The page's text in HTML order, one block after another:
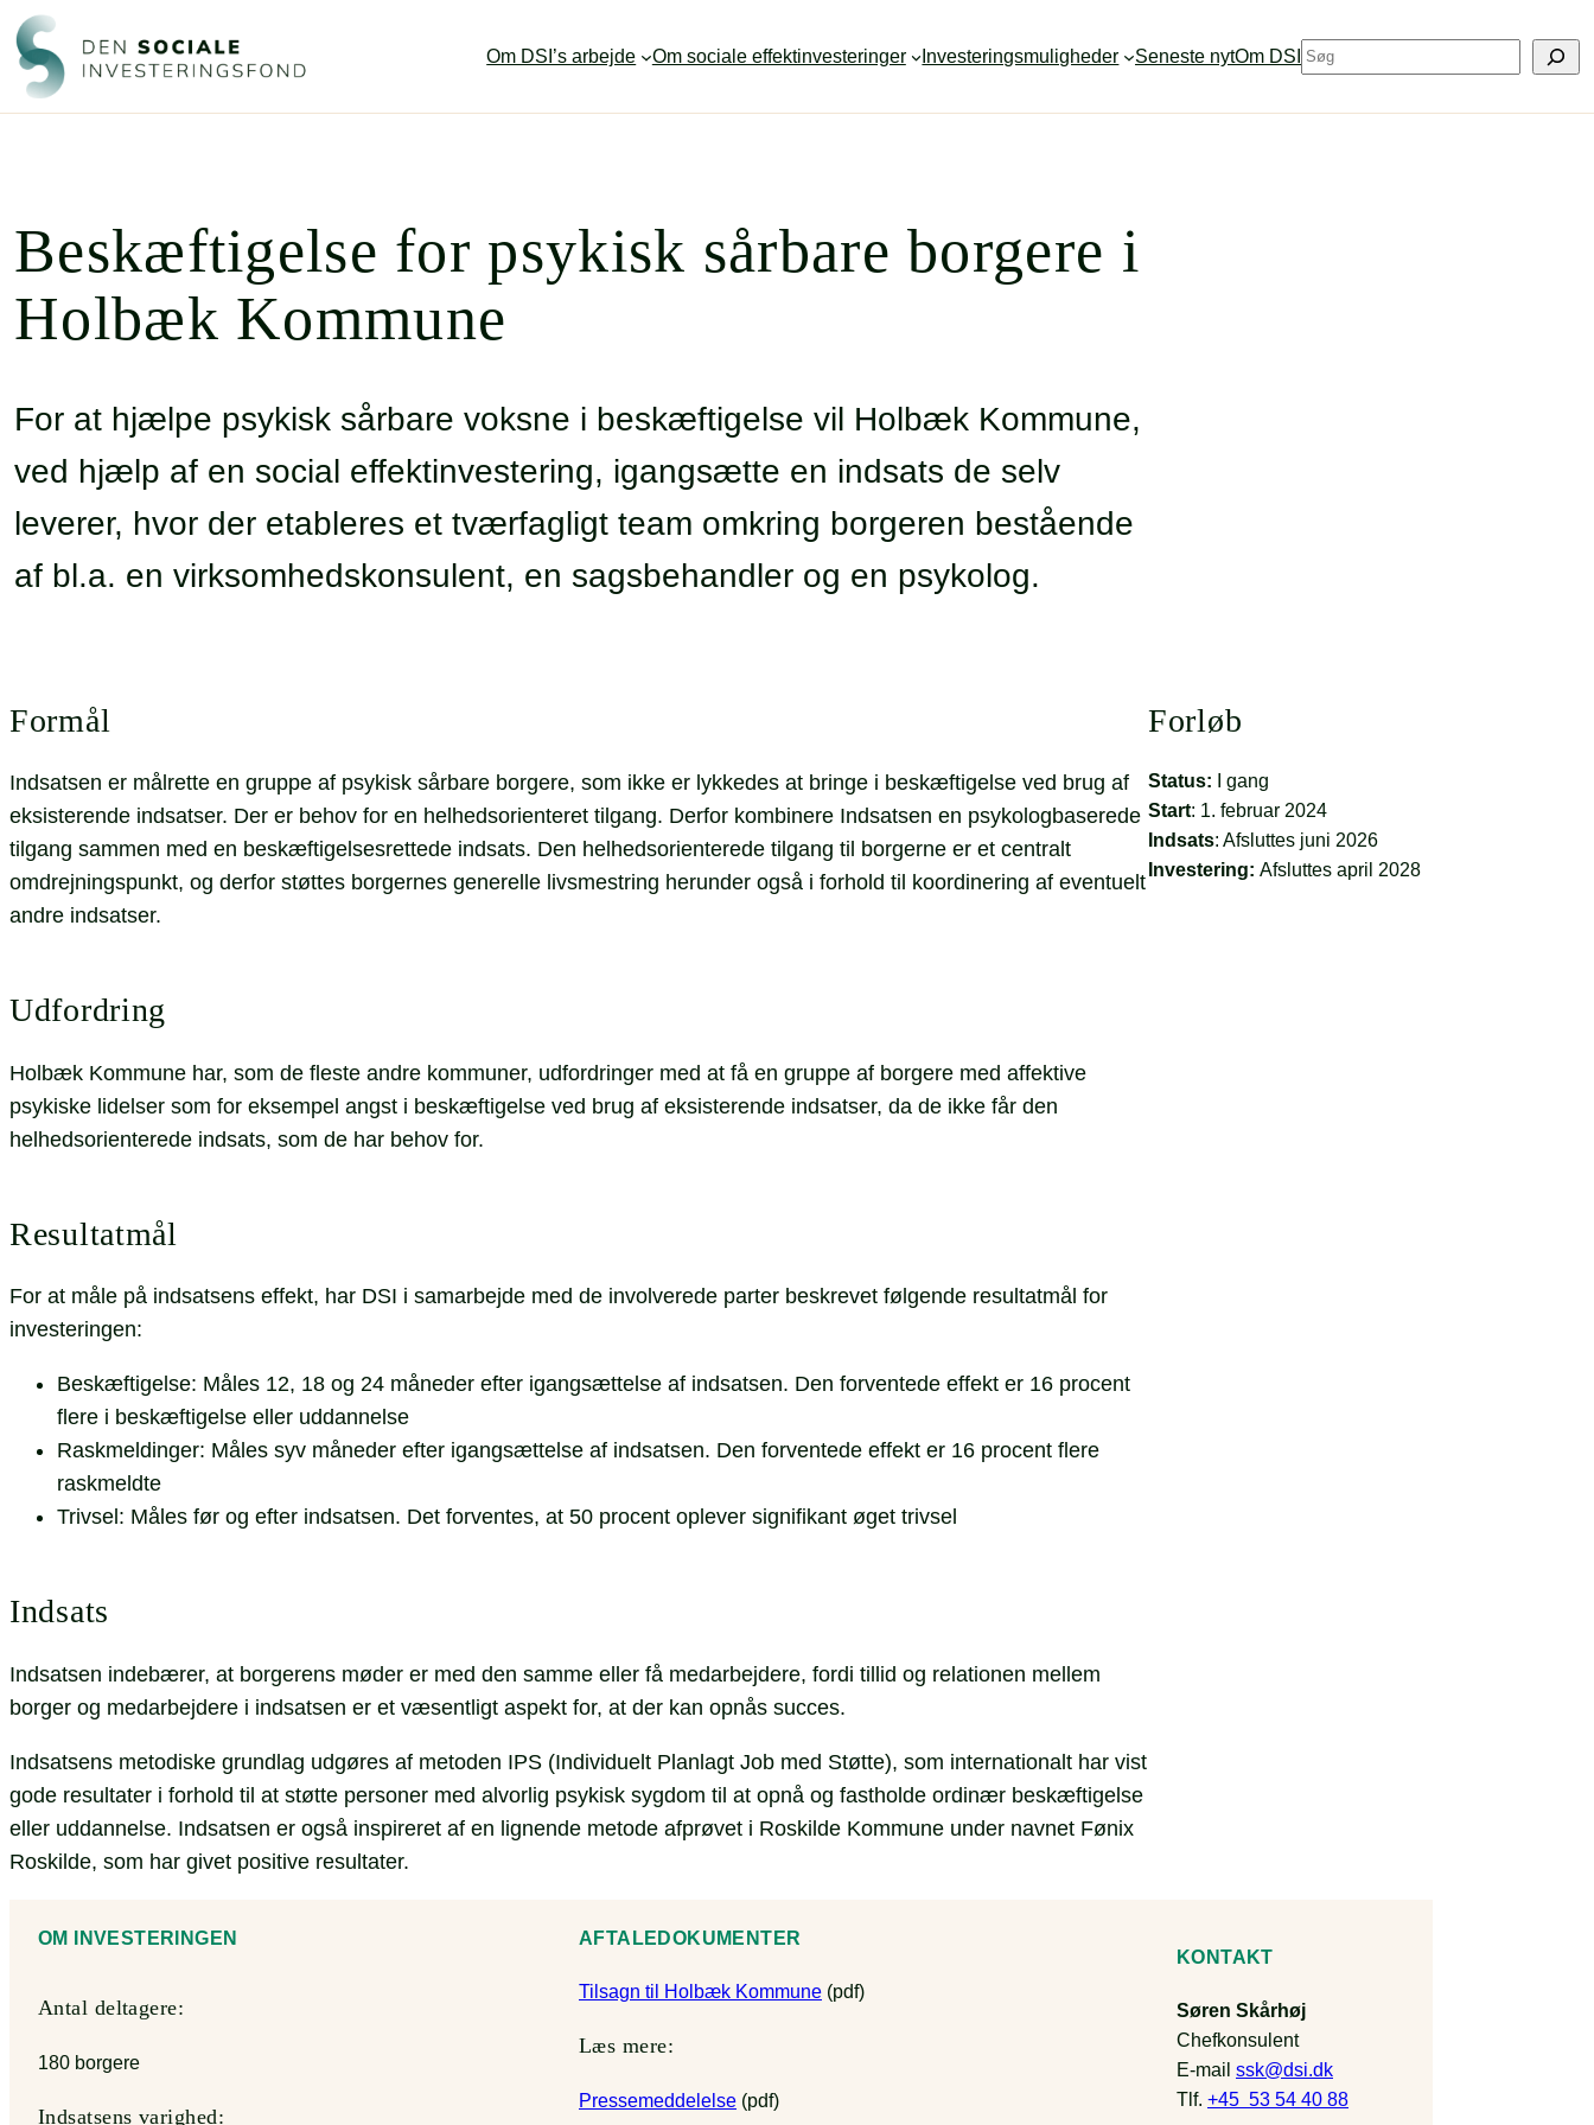
Spring
indhold
Om DSI’s arbejde Om sociale effektinvesteringer Investeringsmuligheder Seneste nytOm DSI S
g
Beskæftigelse for psykisk sårbare borgere i
Holbæk Kommune
For at hjælpe psykisk sårbare voksne i beskæftigelse vil Holbæk Kommune,
ved hjælp af en social effektinvestering, igangsætte en indsats de selv
leverer, hvor der etableres et tværfagligt team omkring borgeren bestående
af bl.a. en virksomhedskonsulent, en sagsbehandler og en psykolog.
Formål
Indsatsen er målrette en gruppe af psykisk sårbare borgere, som ikke er lykkedes at bringe i beskæftigelse ved brug af
eksisterende indsatser. Der er behov for en helhedsorienteret tilgang. Derfor kombinere Indsatsen en psykologbaserede
tilgang sammen med en beskæftigelsesrettede indsats. Den helhedsorienterede tilgang til borgerne er et centralt
omdrejningspunkt, og derfor støttes borgernes generelle livsmestring herunder også i forhold til koordinering af eventuelt
andre indsatser.
Udfordring
Holbæk Kommune har, som de fleste andre kommuner, udfordringer med at få en gruppe af borgere med affektive
psykiske lidelser som for eksempel angst i beskæftigelse ved brug af eksisterende indsatser, da de ikke får den
helhedsorienterede indsats, som de har behov for.
Resultatmål
For at måle på indsatsens effekt, har DSI i samarbejde med de involverede parter beskrevet følgende resultatmål for
investeringen:
Beskæftigelse: Måles 12, 18 og 24 måneder efter igangsættelse af indsatsen. Den forventede effekt er 16 procent
flere i beskæftigelse eller uddannelse
Raskmeldinger: Måles syv måneder efter igangsættelse af indsatsen. Den forventede effekt er 16 procent flere
raskmeldte
Trivsel: Måles før og efter indsatsen. Det forventes, at 50 procent oplever signifikant øget trivsel
Indsats
Indsatsen indebærer, at borgerens møder er med den samme eller få medarbejdere, fordi tillid og relationen mellem
borger og medarbejdere i indsatsen er et væsentligt aspekt for, at der kan opnås succes.
Indsatsens metodiske grundlag udgøres af metoden IPS (Individuelt Planlagt Job med Støtte), som internationalt har vist
gode resultater i forhold til at støtte personer med alvorlig psykisk sygdom til at opnå og fastholde ordinær beskæftigelse
eller uddannelse. Indsatsen er også inspireret af en lignende metode afprøvet i Roskilde Kommune under navnet Fønix
Roskilde, som har givet positive resultater.
Forløb
Status: I gang
Start: 1. februar 2024
Indsats: Afsluttes juni 2026
Investering: Afsluttes april 2028
OM INVESTERINGEN
Antal deltagere:
180 borgere
Indsatsens varighed:
AFTALEDOKUMENTER
Tilsagn til Holbæk Kommune (pdf)
Læs mere:
Pressemeddelelse (pdf)
KONTAKT
Søren Skårhøj
Chefkonsulent
E-mail ssk@dsi.dk
Tlf. +45 53 54 40 88